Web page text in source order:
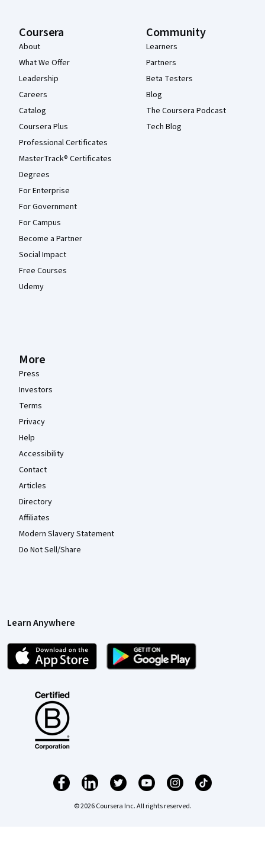
Coursera
About
What We Offer
Leadership
Careers
Catalog
Coursera Plus
Professional Certificates
MasterTrack® Certificates
Degrees
For Enterprise
For Government
For Campus
Become a Partner
Social Impact
Free Courses
Udemy
Community
Learners
Partners
Beta Testers
Blog
The Coursera Podcast
Tech Blog
More
Press
Investors
Terms
Privacy
Help
Accessibility
Contact
Articles
Directory
Affiliates
Modern Slavery Statement
Do Not Sell/Share
Learn Anywhere
© 2026 Coursera Inc. All rights reserved.